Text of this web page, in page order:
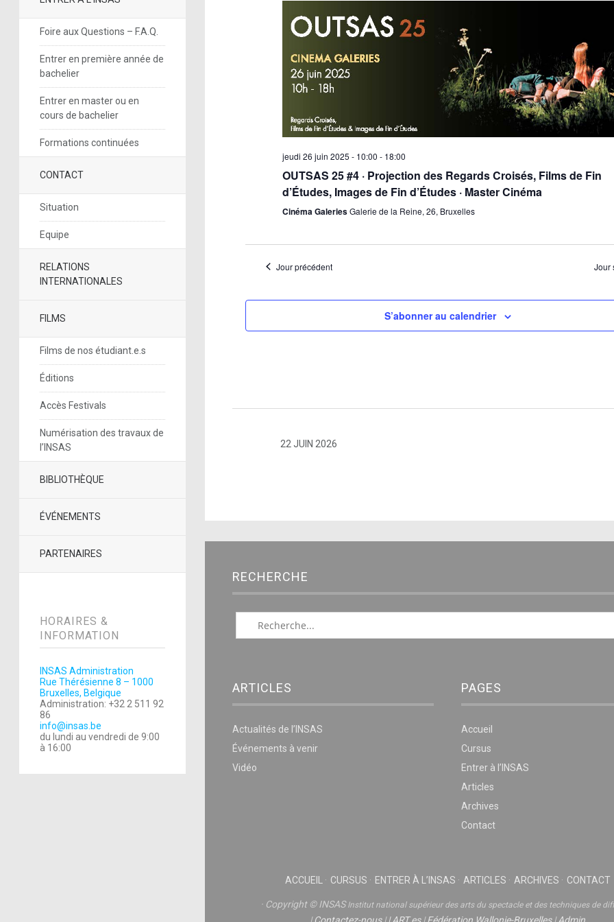
Foire aux Questions – F.A.Q.
Entrer en première année de
bachelier
Entrer en master ou en
cours de bachelier
Formations continuées
CONTACT
Situation
Equipe
RELATIONS
INTERNATIONALES
FILMS
Films de nos étudiant.e.s
Éditions
Accès Festivals
Numérisation des travaux de
l’INSAS
BIBLIOTHÈQUE
ÉVÉNEMENTS
PARTENAIRES
HORAIRES &
INFORMATION
INSAS Administration
Rue Thérésienne 8 – 1000
Bruxelles, Belgique
Administration: +32 2 511 92
86
info@insas.be
du lundi au vendredi de 9:00
à 16:00
jeudi 26 juin 2025 - 10:00 - 18:00
OUTSAS 25 #4 · Projection des Regards Croisés, Films de Fin
d’Études, Images de Fin d’Études · Master Cinéma
Cinéma GaleriesGalerie de la Reine, 26, Bruxelles
Jour précédent Jour
S’abonner au calendrier
22 JUIN 2026
RECHERCHE
ARTICLES
Actualités de l’INSAS
Événements à venir
Vidéo
PAGES
Accueil
Cursus
Entrer à l’INSAS
Articles
Archives
Contact
ACCUEIL CURSUS ENTRER À L’INSAS ARTICLES ARCHIVES CONTACT
Copyright © INSASInstitut national supérieur des arts du spectacle et des techniques de
|Contactez-nous||ART.es|Fédération Wallonie-Bruxelles|Admin